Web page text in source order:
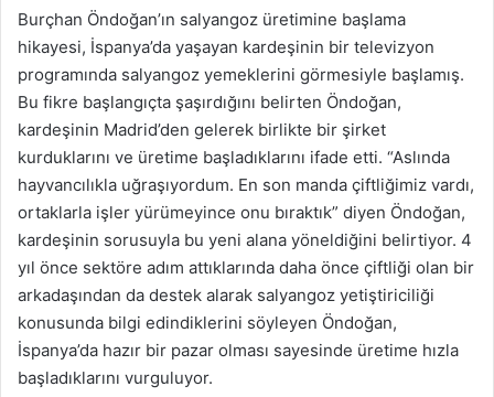
Burçhan Öndoğan’ın salyangoz üretimine başlama
hikayesi, İspanya’da yaşayan kardeşinin bir televizyon
programında salyangoz yemeklerini görmesiyle başlamış.
Bu fikre başlangıçta şaşırdığını belirten Öndoğan,
kardeşinin Madrid’den gelerek birlikte bir şirket
kurduklarını ve üretime başladıklarını ifade etti. “Aslında
hayvancılıkla uğraşıyordum. En son manda çiftliğimiz vardı,
ortaklarla işler yürümeyince onu bıraktık” diyen Öndoğan,
kardeşinin sorusuyla bu yeni alana yöneldiğini belirtiyor. 4
yıl önce sektöre adım attıklarında daha önce çiftliği olan bir
arkadaşından da destek alarak salyangoz yetiştiriciliği
konusunda bilgi edindiklerini söyleyen Öndoğan,
İspanya’da hazır bir pazar olması sayesinde üretime hızla
başladıklarını vurguluyor.